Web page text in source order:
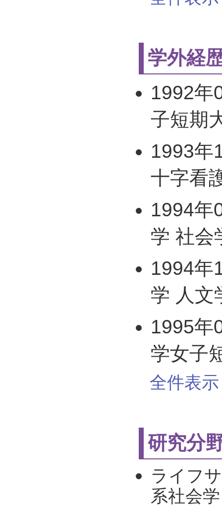
学外経
1992年
子短期
1993年
十字看
1994年
学 社会
1994年
学 人文
1995年
学女子
全件表
研究分
ライフ
系社会学